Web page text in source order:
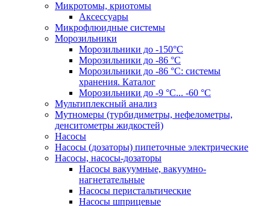
Микротомы, криотомы
Аксессуары
Микрофлюидные системы
Морозильники
Морозильники до -150°С
Морозильники до -86 °C
Морозильники до -86 °C: системы
хранения. Каталог
Морозильники до -9 °C... -60 °C
Мультиплексный анализ
Мутномеры (турбидиметры, нефелометры,
денситометры жидкостей)
Насосы
Насосы (дозаторы) пипеточные электрические
Насосы, насосы-дозаторы
Насосы вакуумные, вакуумно-
нагнетательные
Насосы перистальтические
Насосы шприцевые